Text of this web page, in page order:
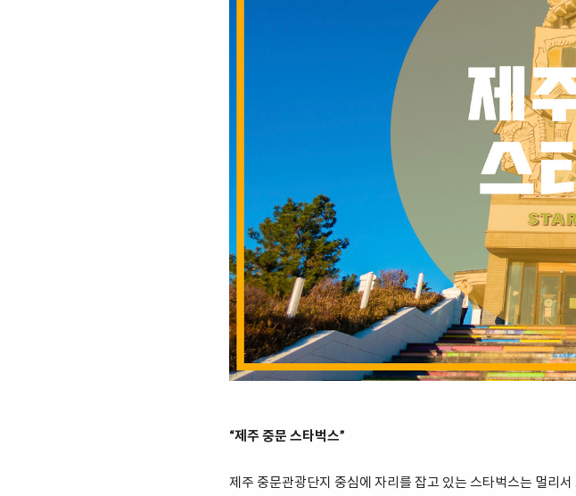
“제주 중문 스타벅스”
제주 중문관광단지 중심에 자리를 잡고 있는 스타벅스는 멀리